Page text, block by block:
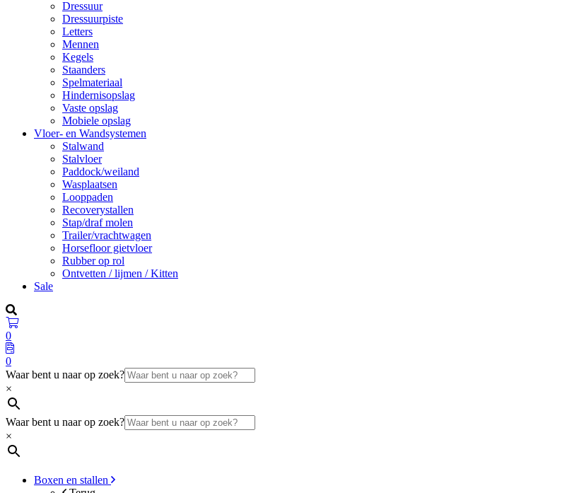
Dressuur
Dressuurpiste
Letters
Mennen
Kegels
Staanders
Spelmateriaal
Hindernisopslag
Vaste opslag
Mobiele opslag
Vloer- en Wandsystemen
Stalwand
Stalvloer
Paddock/weiland
Wasplaatsen
Looppaden
Recoverystallen
Stap/draf molen
Trailer/vrachtwagen
Horsefloor gietvloer
Rubber op rol
Ontvetten / lijmen / Kitten
Sale
0
0
Waar bent u naar op zoek?
×
Waar bent u naar op zoek?
×
Boxen en stallen